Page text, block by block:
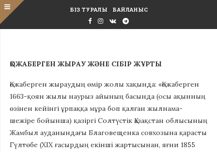
БІЗ ТУРАЛЫ БАЙЛАНЫС
ҚОЖАБЕРГЕН ЖЫРАУ ЖӘНЕ СІБІР ЖҰРТЫ
Қожаберген жыраудың өмір жолы хақында: «Қожаберген
1663-қоян жылы наурыз айының басында (осы ақынның
өзiнен кейiнгi ұрпаққа мұра боп қалған жылнама-
шежiре бойынша) қазiргi Солтүстiк Қазақстан облысының
Жамбыл ауданындағы Благовещенка совхозына қарасты
Гүлтөбе (XIX ғасырдың екiншi жартысынан, яғни 1855